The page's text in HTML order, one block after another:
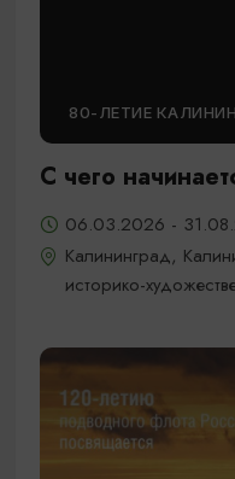
80-ЛЕТИЕ
С чего
06.03.2026 -
Калининград,
историко-